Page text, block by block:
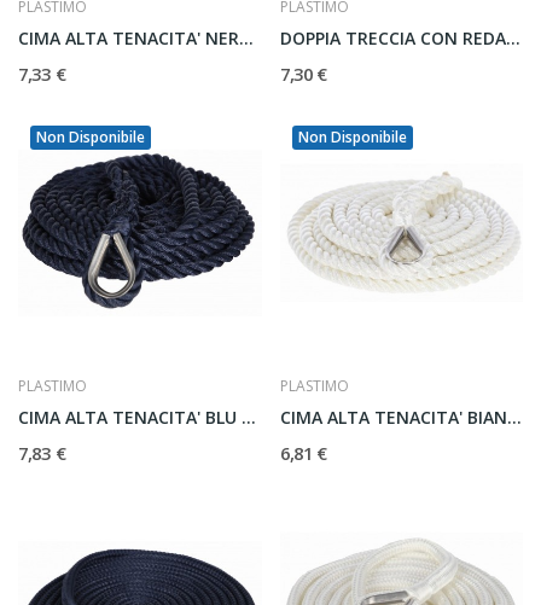
PLASTIMO
CIMA ALTA TENACITA' NERA DA ORMEGGIO CON REDANCIA
7,33 €
PLASTIMO
DOPPIA TRECCIA CON REDANCIA NERA
7,30 €
Non Disponibile
PLASTIMO
CIMA ALTA TENACITA' BLU NAVY DA ORMEGGIO CON...
7,83 €
Non Disponibile
PLASTIMO
CIMA ALTA TENACITA' BIANCA DA ORMEGGIO CON...
6,81 €